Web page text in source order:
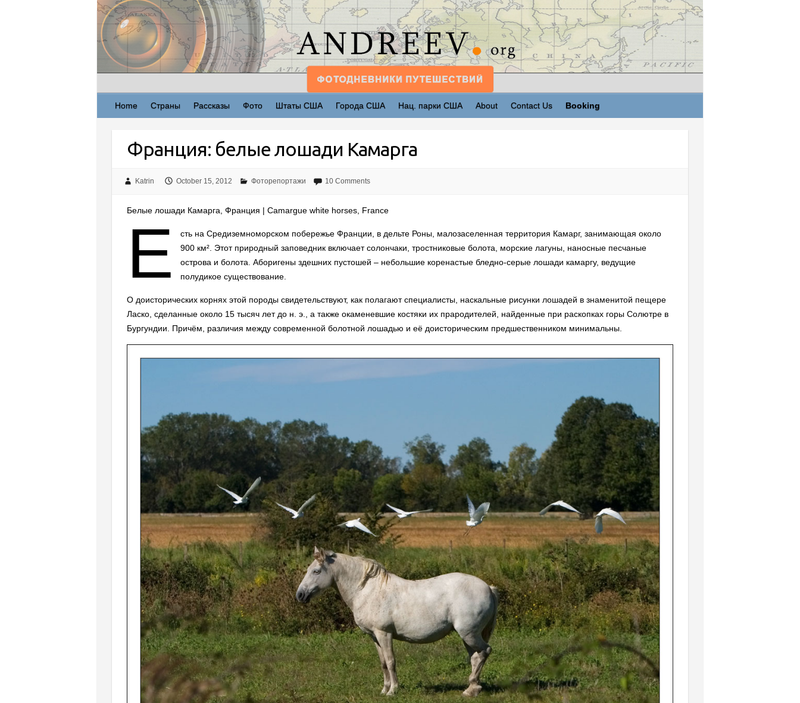
Home Страны Рассказы Фото Штаты США Города США Нац. парки США About Contact Us Booking
Франция: белые лошади Камарга
Katrin October 15, 2012 Фоторепортажи 10 Comments
Белые лошади Камарга, Франция | Camargue white horses, France
Е
сть на Средиземноморском побережье Франции, в дельте Роны, малозаселенная территория Камарг, занимающая около
900 км². Этот природный заповедник включает солончаки, тростниковые болота, морские лагуны, наносные песчаные
острова и болота. Аборигены здешних пустошей – небольшие коренастые бледно-серые лошади камаргу, ведущие
полудикое существование.
О доисторических корнях этой породы свидетельствуют, как полагают специалисты, наскальные рисунки лошадей в знаменитой пещере
Ласко, сделанные около 15 тысяч лет до н. э., а также окаменевшие костяки их прародителей, найденные при раскопках горы Солютре в
Бургундии. Причём, различия между современной болотной лошадью и её доисторическим предшественником минимальны.